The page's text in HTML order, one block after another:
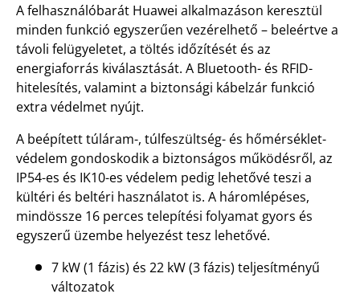
A felhasználóbarát Huawei alkalmazáson keresztül
minden funkció egyszerűen vezérelhető – beleértve a
távoli felügyeletet, a töltés időzítését és az
energiaforrás kiválasztását. A Bluetooth- és RFID-
hitelesítés, valamint a biztonsági kábelzár funkció
extra védelmet nyújt.
A beépített túláram-, túlfeszültség- és hőmérséklet-
védelem gondoskodik a biztonságos működésről, az
IP54-es és IK10-es védelem pedig lehetővé teszi a
kültéri és beltéri használatot is. A háromlépéses,
mindössze 16 perces telepítési folyamat gyors és
egyszerű üzembe helyezést tesz lehetővé.
7 kW (1 fázis) és 22 kW (3 fázis) teljesítményű
változatok